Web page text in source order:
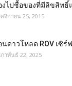
งไปชื้อของที่มีลิขสิทธิ์
จิกายน 25, 2015
นดาวโหลด ROV เซิร์
าพันธ์ 22, 2025